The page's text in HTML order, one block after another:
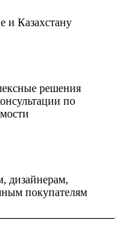
и Казахстану
решения
по
дизайнерам,
покупателям